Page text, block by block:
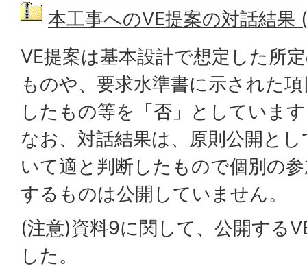
本工事へのVE提案の対話結果
VE提案は基本設計で想定した所
ものや、要求水準書に示された
したもの等を「否」としていま
なお、対話結果は、原則公開と
いて適と判断したもので個別の
するものは公開していません。
(注意)資料9に関して、公開する
した。